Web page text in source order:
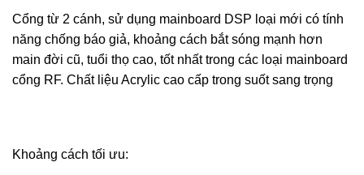
Cổng từ 2 cánh, sử dụng mainboard DSP loại mới có tính
năng chống báo giả, khoảng cách bắt sóng mạnh hơn
main đời cũ, tuổi thọ cao, tốt nhất trong các loại mainboard
cổng RF. Chất liệu Acrylic cao cấp trong suốt sang trọng
Khoảng cách tối ưu: